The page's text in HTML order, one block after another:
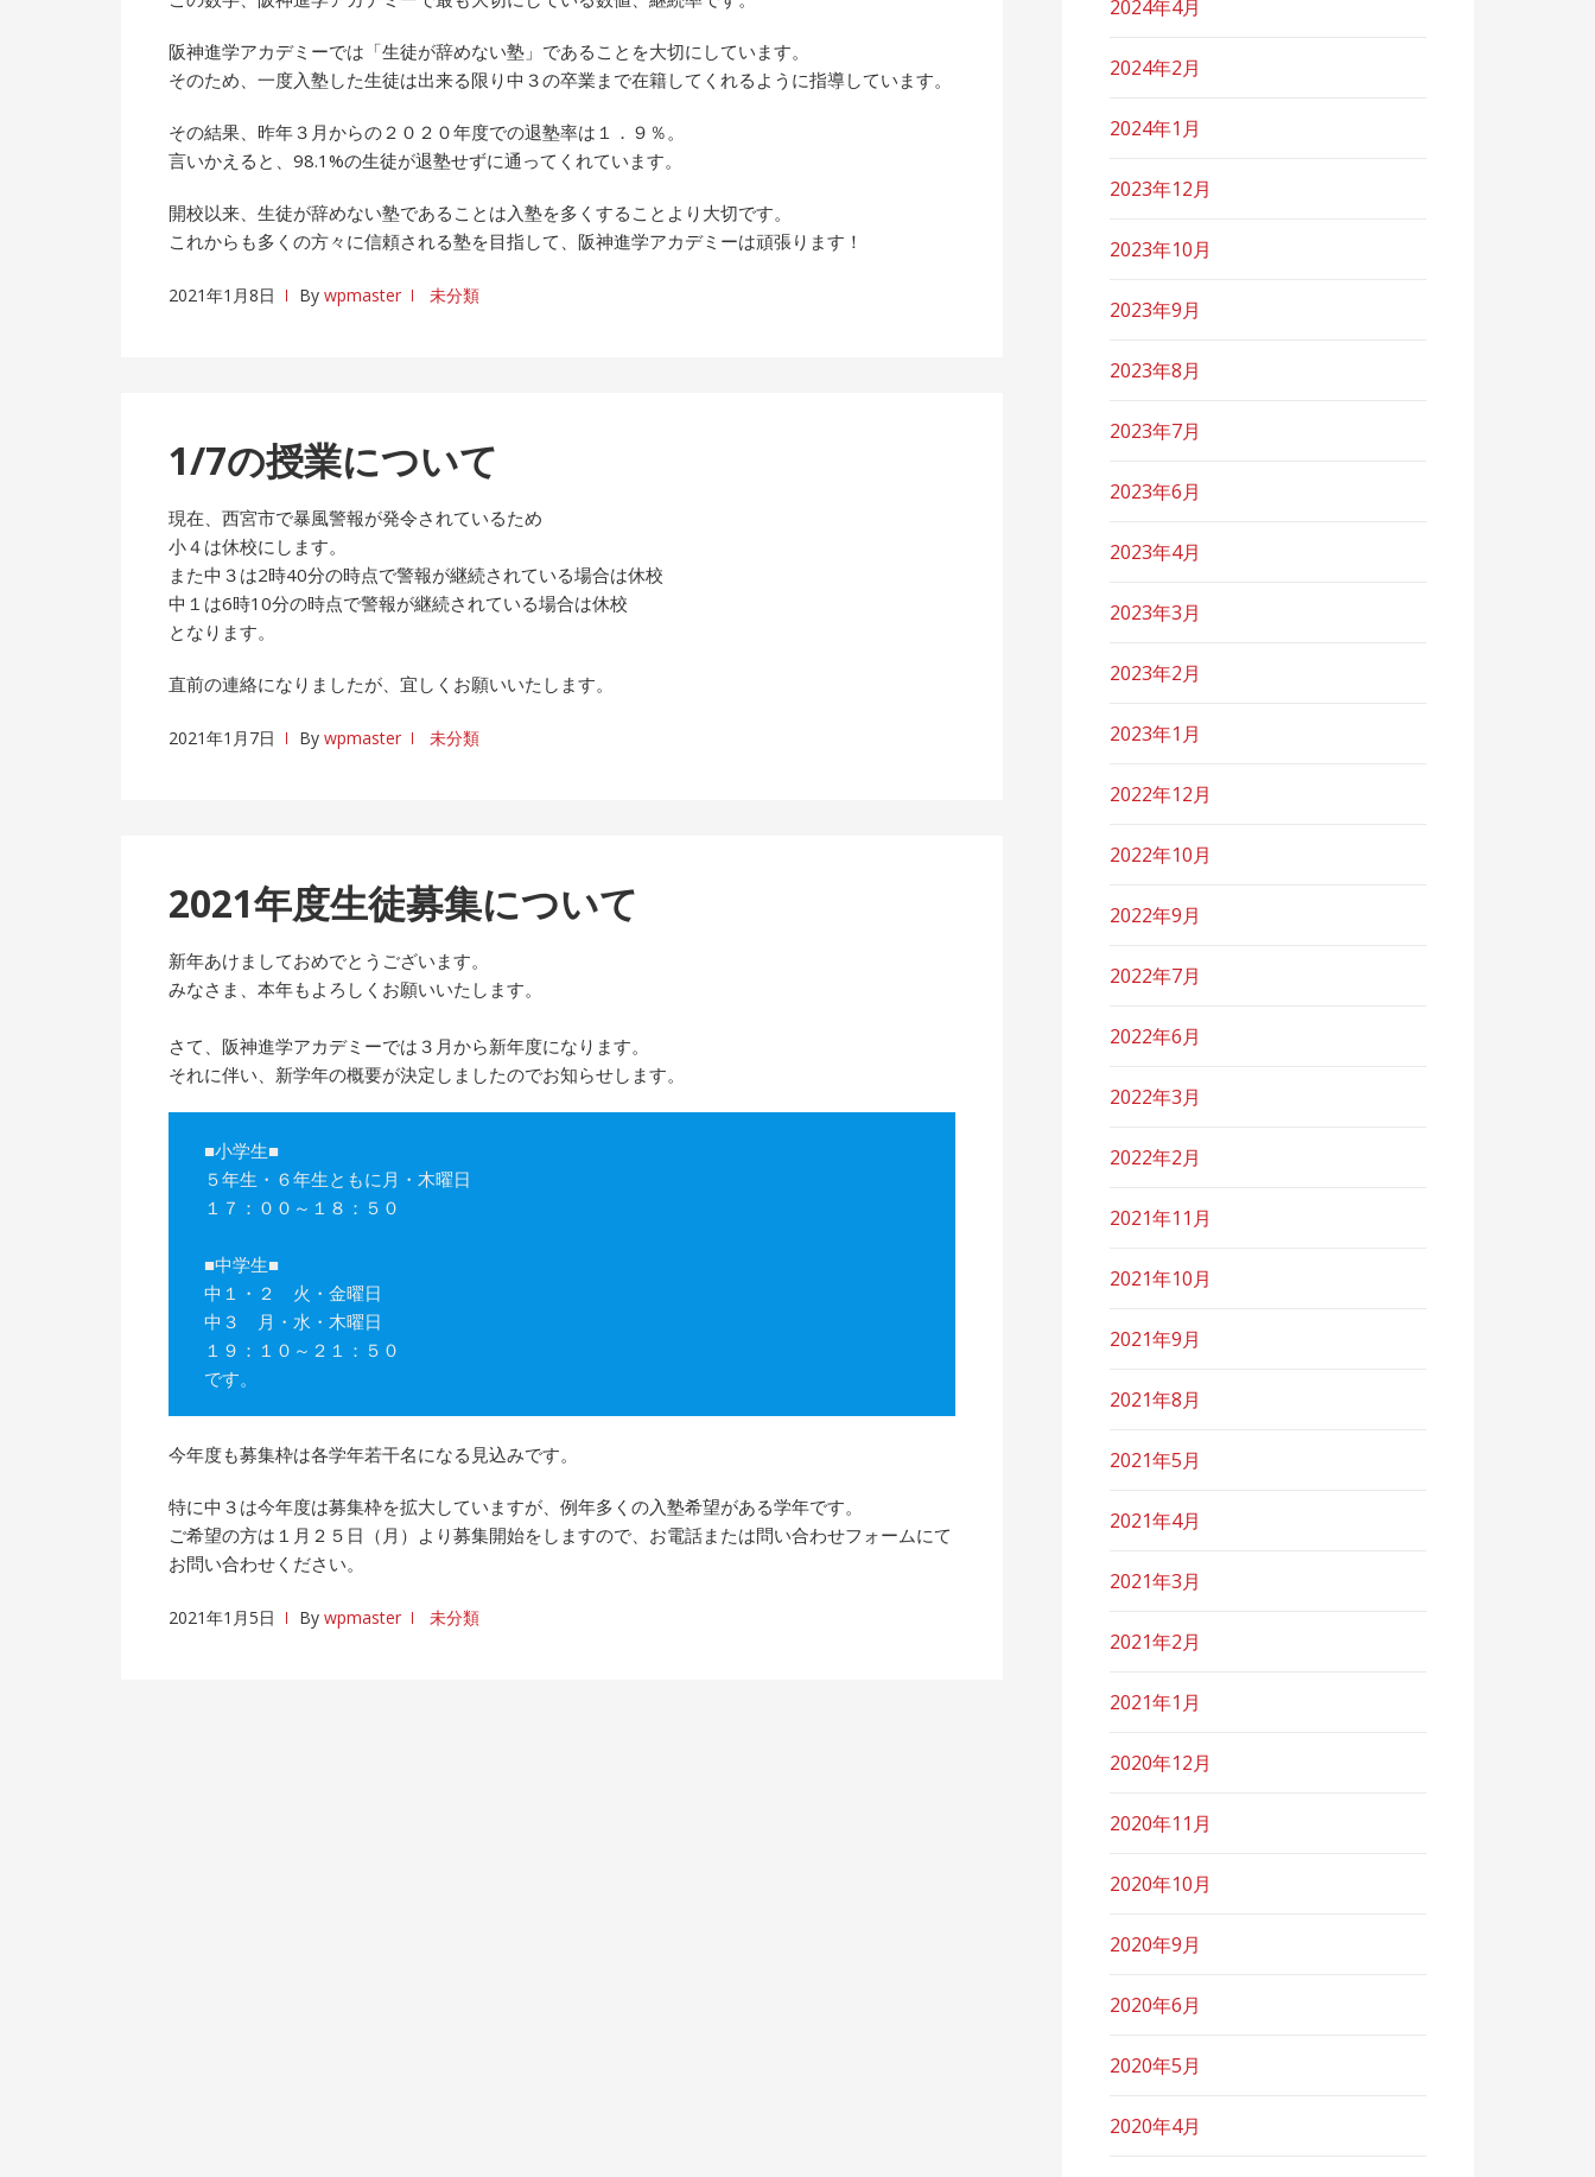
阪神進学アカデミーでは「生徒が辞めない塾」であることを大切にしています。
そのため、一度入塾した生徒は出来る限り中３の卒業まで在籍してくれるように指導しています。
その結果、昨年３月からの２０２０年度での退塾率は１．９％。
言いかえると、98.1%の生徒が退塾せずに通ってくれています。
開校以来、生徒が辞めない塾であることは入塾を多くすることより大切です。
これからも多くの方々に信頼される塾を目指して、阪神進学アカデミーは頑張ります！
2021年1月8日 By wpmaster 未分類
1/7の授業について
現在、西宮市で暴風警報が発令されているため
小４は休校にします。
また中３は2時40分の時点で警報が継続されている場合は休校
中１は6時10分の時点で警報が継続されている場合は休校
となります。
直前の連絡になりましたが、宜しくお願いいたします。
2021年1月7日 By wpmaster 未分類
2021年度生徒募集について
新年あけましておめでとうございます。
みなさま、本年もよろしくお願いいたします。
さて、阪神進学アカデミーでは３月から新年度になります。
それに伴い、新学年の概要が決定しましたのでお知らせします。
■小学生■
５年生・６年生ともに月・木曜日
１７：００～１８：５０
■中学生■
中１・２ 火・金曜日
中３ 月・水・木曜日
１９：１０～２１：５０
です。
今年度も募集枠は各学年若干名になる見込みです。
特に中３は今年度は募集枠を拡大していますが、例年多くの入塾希望がある学年です。
ご希望の方は１月２５日（月）より募集開始をしますので、お電話または問い合わせフォームにて
お問い合わせください。
2021年1月5日 By wpmaster 未分類
2024年4月
2024年2月
2024年1月
2023年12月
2023年10月
2023年9月
2023年8月
2023年7月
2023年6月
2023年4月
2023年3月
2023年2月
2023年1月
2022年12月
2022年10月
2022年9月
2022年7月
2022年6月
2022年3月
2022年2月
2021年11月
2021年10月
2021年9月
2021年8月
2021年5月
2021年4月
2021年3月
2021年2月
2021年1月
2020年12月
2020年11月
2020年10月
2020年9月
2020年6月
2020年5月
2020年4月